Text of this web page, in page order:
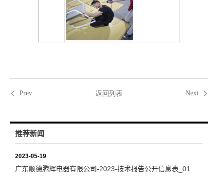
Prev 返回列表 Next
推荐新闻
2023-05-19
广东顺德腾辉电器有限公司-2023-技术报告公开信息表_01